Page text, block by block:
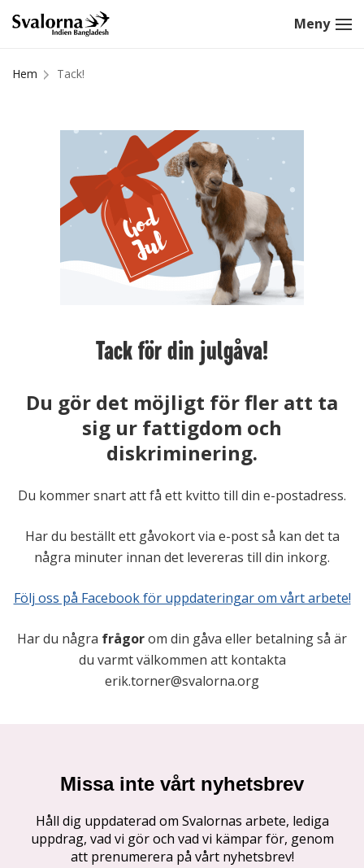
Hem Tack!
Tack för din julgåva!
Du gör det möjligt för fler att ta
sig ur fattigdom och
diskriminering.
Du kommer snart att få ett kvitto till din e-postadress.
Har du beställt ett gåvokort via e-post så kan det ta
några minuter innan det levereras till din inkorg.
Följ oss på Facebook för uppdateringar om vårt arbete!
Har du några frågorom din gåva eller betalning så är
du varmt välkommen att kontakta
erik.torner@svalorna.org